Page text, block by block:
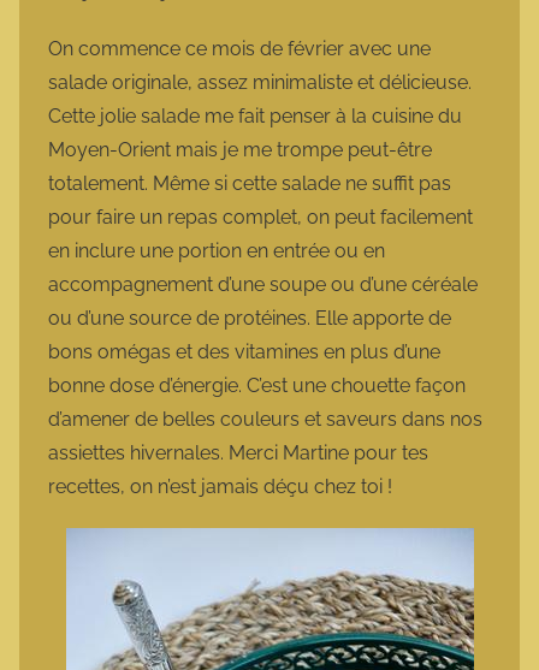
o
t
t
e
On commence ce mois de février avec une
salade originale, assez minimaliste et délicieuse.
Cette jolie salade me fait penser à la cuisine du
Moyen-Orient mais je me trompe peut-être
totalement. Même si cette salade ne suffit pas
pour faire un repas complet, on peut facilement
en inclure une portion en entrée ou en
accompagnement d’une soupe ou d’une céréale
ou d’une source de protéines. Elle apporte de
bons omégas et des vitamines en plus d’une
bonne dose d’énergie. C’est une chouette façon
d’amener de belles couleurs et saveurs dans nos
assiettes hivernales. Merci Martine pour tes
recettes, on n’est jamais déçu chez toi !